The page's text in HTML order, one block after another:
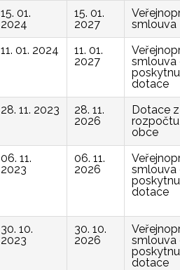
15. 01.
2024
15. 01.
2027
smlouva
11. 01. 2024
11. 01.
2027
smlouva
dotace
28. 11. 2023
28. 11.
2026
Dotace z
rozpočtu
obce
06. 11.
2023
06. 11.
2026
smlouva
dotace
30. 10.
2023
30. 10.
2026
smlouva
dotace